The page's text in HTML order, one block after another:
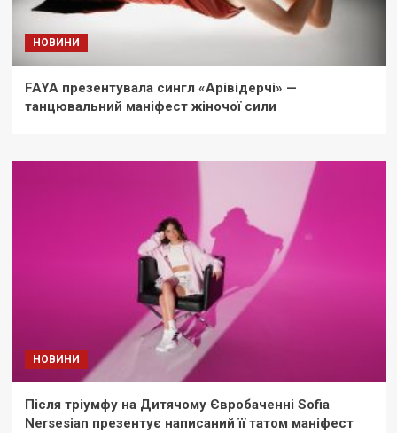
НОВИНИ
FAYA презентувала сингл «Арівідерчі» —
танцювальний маніфест жіночої сили
НОВИНИ
Після тріумфу на Дитячому Євробаченні Sofia
Nersesian презентує написаний її татом маніфест